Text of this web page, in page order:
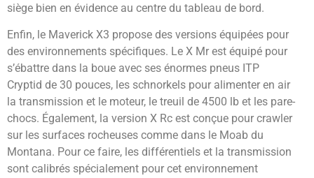
siège bien en évidence au centre du tableau de bord.
Enfin, le Maverick X3 propose des versions équipées pour
des environnements spécifiques. Le X Mr est équipé pour
s’ébattre dans la boue avec ses énormes pneus ITP
Cryptid de 30 pouces, les schnorkels pour alimenter en air
la transmission et le moteur, le treuil de 4500 lb et les pare-
chocs. Également, la version X Rc est conçue pour crawler
sur les surfaces rocheuses comme dans le Moab du
Montana. Pour ce faire, les différentiels et la transmission
sont calibrés spécialement pour cet environnement